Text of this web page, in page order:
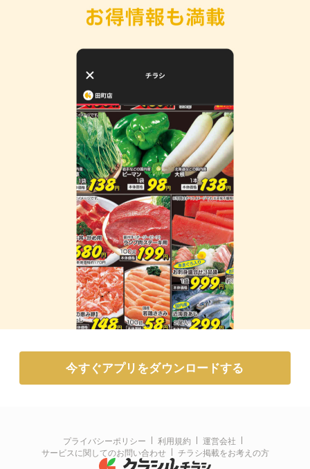
今すぐアプリをダウンロードする
プライバシーポリシー 利用規約
運営会社
サービスに関してのお問い合わせ
チラシ掲載をお考えの方